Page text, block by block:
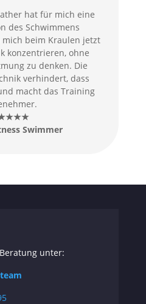
hat für mich eine
des Schwimmens
mich beim Kraulen jetzt
konzentrieren, ohne
zu denken. Die
verhindert, dass
macht das Training
Swimmer
unter: